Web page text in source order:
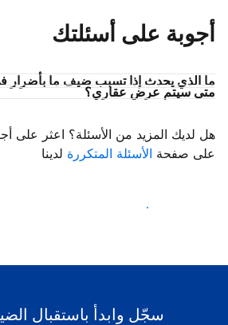
أجوبة على أسئلتك
ما الذي يحدث إذا تسبب ضيف ما بأضرار
متى سيتم عرض عقاري؟
هل لديك المزيد من الأسئلة؟ اعثر على
على صفحة الأسئلة المتكررة لدينا
ابدأ باستقبال الضيوف
سجّل وابدأ باستقبال